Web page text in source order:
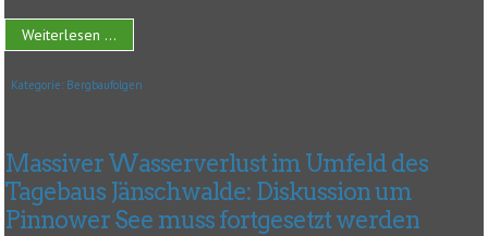
Weiterlesen ...
Kategorie: Bergbaufolgen
Massiver Wasserverlust im Umfeld des
Tagebaus Jänschwalde: Diskussion um
Pinnower See muss fortgesetzt werden